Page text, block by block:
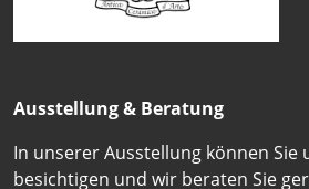
Ausstellung & Beratung
In unserer Ausstellung können Sie
besichtigen und wir beraten Sie